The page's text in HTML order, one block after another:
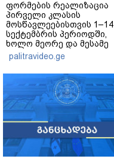
ფორმების რეალიზაცია
პირველი კლასის
მოსწავლეებისთვის 1–14
სექტემბრის პერიოდში,
ხოლო მეორე და მესამე
ეტაპებზე...
palitravideo.ge